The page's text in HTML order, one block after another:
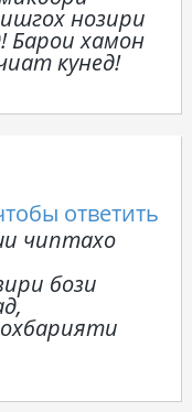
нозири
Барои хамон
кунед!
ответить
чиптахо
бози